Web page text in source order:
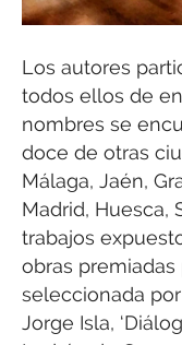
Los autores
todos ellos de
nombres se
doce de otras
Málaga, Jaén,
Madrid, Huesca,
trabajos
obras
seleccionada por
Jorge Isla,